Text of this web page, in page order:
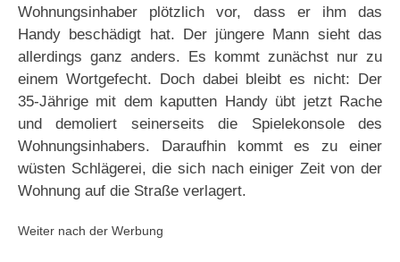
Wohnungsinhaber plötzlich vor, dass er ihm das
Handy beschädigt hat. Der jüngere Mann sieht das
allerdings ganz anders. Es kommt zunächst nur zu
einem Wortgefecht. Doch dabei bleibt es nicht: Der
35-Jährige mit dem kaputten Handy übt jetzt Rache
und demoliert seinerseits die Spielekonsole des
Wohnungsinhabers. Daraufhin kommt es zu einer
wüsten Schlägerei, die sich nach einiger Zeit von der
Wohnung auf die Straße verlagert.
Weiter nach der Werbung